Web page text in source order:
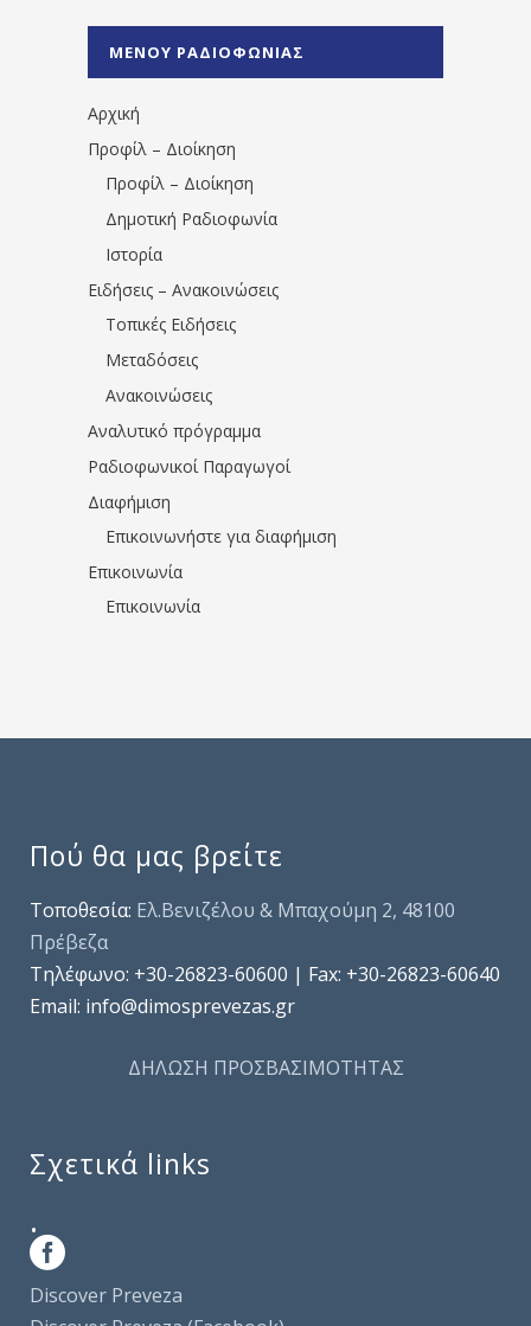
1531194763766854/" artist="" ]
ΜΕΝΟΥ ΡΑΔΙΟΦΩΝΙΑΣ
Αρχική
Προφίλ – Διοίκηση
Προφίλ – Διοίκηση
Δημοτική Ραδιοφωνία
Ιστορία
Ειδήσεις – Ανακοινώσεις
Τοπικές Ειδήσεις
Μεταδόσεις
Ανακοινώσεις
Αναλυτικό πρόγραμμα
Ραδιοφωνικοί Παραγωγοί
Διαφήμιση
Επικοινωνήστε για διαφήμιση
Επικοινωνία
Επικοινωνία
Πού θα μας βρείτε
Τοποθεσία: Ελ.Βενιζέλου & Μπαχούμη 2, 48100
Πρέβεζα
Τηλέφωνo: +30-26823-60600 | Fax: +30-26823-60640
Email: info@dimosprevezas.gr
ΔΗΛΩΣΗ ΠΡΟΣΒΑΣΙΜΟΤΗΤΑΣ
Σχετικά links
.
Discover Preveza